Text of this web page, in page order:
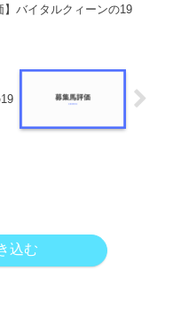
】バイタルクィーンの19
込む